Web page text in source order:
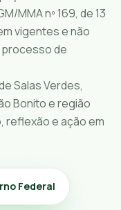
MMA nº 169, de 13
vigentes e não
de
Salas Verdes,
Bonito e região
reflexão e ação em
Federal